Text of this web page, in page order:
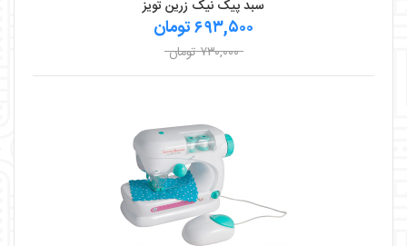
سبد پیک نیک زرین تویز
۶۹۳,۵۰۰ تومان
۷۳۰,۰۰۰ تومان